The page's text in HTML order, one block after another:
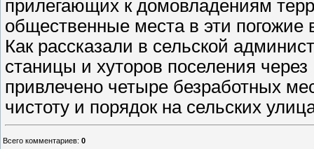
прилегающих к домовладениям
общественные места в эти погожие
Как рассказали в сельской
станицы и хуторов поселения
привлечено четыре безработных
чистоту и порядок на сельских
Всего комментариев: 0